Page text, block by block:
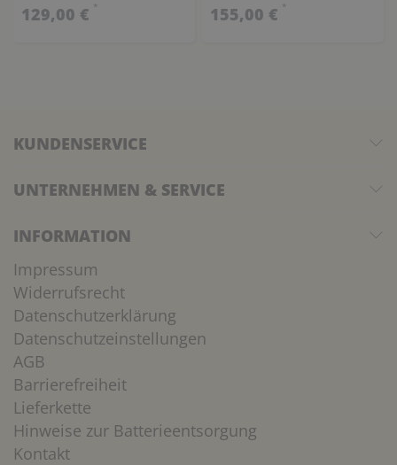
129,00 € * 155,00 € *
KUNDENSERVICE
UNTERNEHMEN & SERVICE
INFORMATION
Impressum
Widerrufsrecht
Datenschutzerklärung
Datenschutzeinstellungen
AGB
Barrierefreiheit
Lieferkette
Hinweise zur Batterieentsorgung
Kontakt